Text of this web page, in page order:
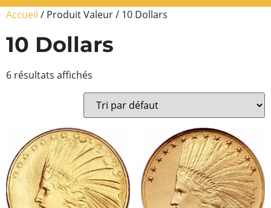
Accueil / Produit Valeur / 10 Dollars
10 Dollars
6 résultats affichés